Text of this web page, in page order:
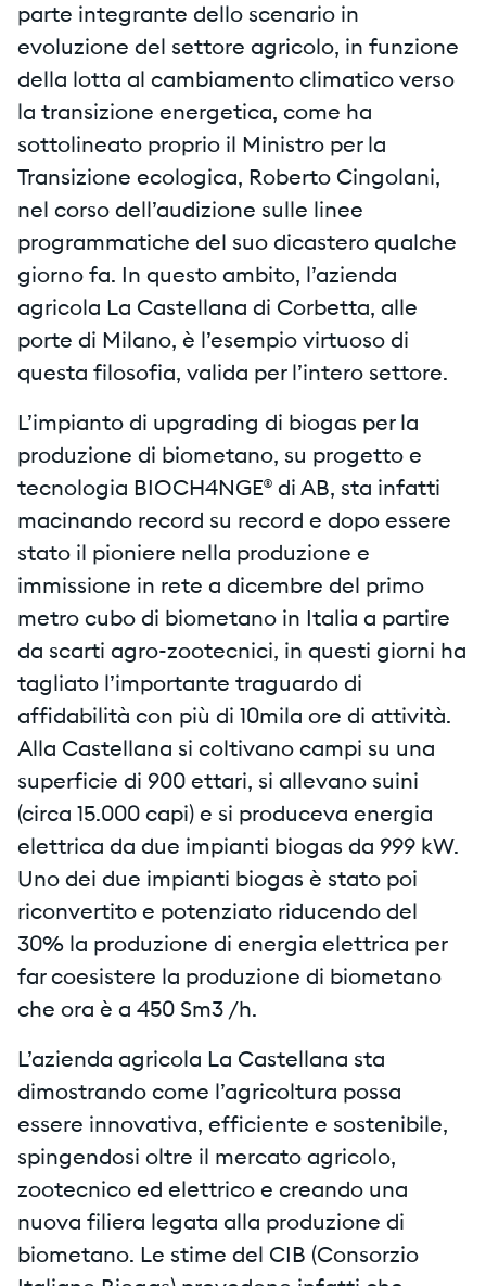
parte integrante dello scenario in
evoluzione del settore agricolo, in funzione
della lotta al cambiamento climatico verso
la transizione energetica, come ha
sottolineato proprio il Ministro per la
Transizione ecologica, Roberto Cingolani,
nel corso dell’audizione sulle linee
programmatiche del suo dicastero qualche
giorno fa. In questo ambito, l’azienda
agricola La Castellana di Corbetta, alle
porte di Milano, è l’esempio virtuoso di
questa filosofia, valida per l’intero settore.
L’impianto di upgrading di biogas per la
produzione di biometano, su progetto e
tecnologia BIOCH4NGE® di AB, sta infatti
macinando record su record e dopo essere
stato il pioniere nella produzione e
immissione in rete a dicembre del primo
metro cubo di biometano in Italia a partire
da scarti agro-zootecnici, in questi giorni ha
tagliato l’importante traguardo di
affidabilità con più di 10mila ore di attività.
Alla Castellana si coltivano campi su una
superficie di 900 ettari, si allevano suini
(circa 15.000 capi) e si produceva energia
elettrica da due impianti biogas da 999 kW.
Uno dei due impianti biogas è stato poi
riconvertito e potenziato riducendo del
30% la produzione di energia elettrica per
far coesistere la produzione di biometano
che ora è a 450 Sm3 /h.
L’azienda agricola La Castellana sta
dimostrando come l’agricoltura possa
essere innovativa, efficiente e sostenibile,
spingendosi oltre il mercato agricolo,
zootecnico ed elettrico e creando una
nuova filiera legata alla produzione di
biometano. Le stime del CIB (Consorzio